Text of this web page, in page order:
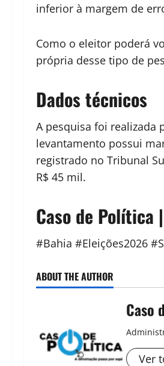
inferior à margem de
Como o eleitor poderá
própria desse tipo de
Dados técnicos
A pesquisa foi realizada
levantamento possui
registrado no Tribunal
R$ 45 mil.
Caso de Política
#Bahia #Eleições2026
ABOUT THE AUTHOR
Caso
Ver